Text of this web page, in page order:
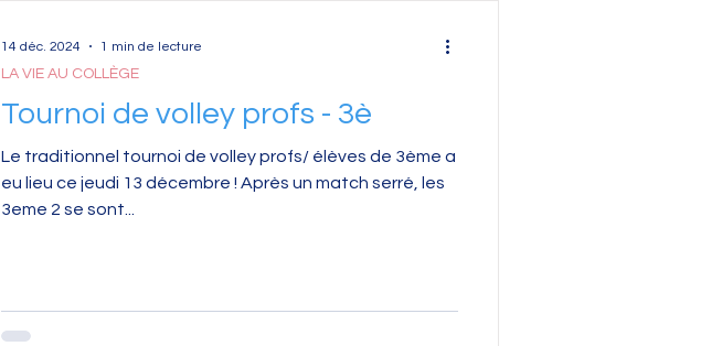
Tournoi de volley profs - 3è
Le traditionnel tournoi de volley profs/ élèves de 3ème a
eu lieu ce jeudi 13 décembre ! Après un match serré, les
3eme 2 se sont...
LA VIE AU COLLÈGE
14 déc. 2024 1 min de lecture